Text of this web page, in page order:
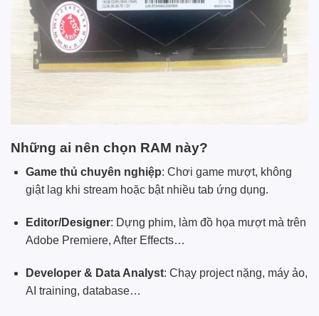
Những ai nên chọn RAM này?
Game thủ chuyên nghiệp: Chơi game mượt, không
giật lag khi stream hoặc bật nhiều tab ứng dụng.
Editor/Designer: Dựng phim, làm đồ họa mượt mà trên
Adobe Premiere, After Effects…
Developer & Data Analyst: Chạy project nặng, máy ảo,
AI training, database…